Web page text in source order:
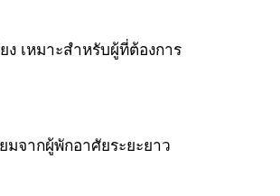
เหมาะสำหรับผู้ที่ต้องการ
จากผู้พักอาศัยระยะยาว